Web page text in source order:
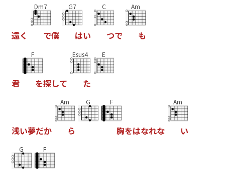
遠く
Dm7
で僕
G7
はい
C
つで
Am
も
君
F
を探して
Esus4
た
E
浅い夢だか
Am
ら
G F
胸をはなれな
Am
い
G F